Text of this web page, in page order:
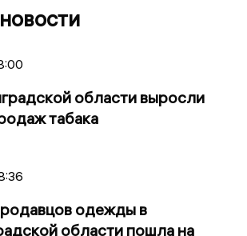
области выросли
табака
одежды в
области пошла на